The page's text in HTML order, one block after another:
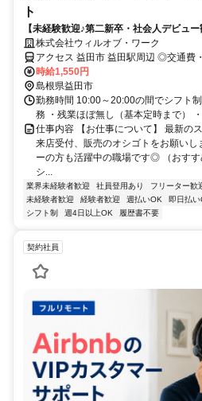
ト
【未経験歓迎♪第二新卒・社会人デビュ
◎NOサービス残業 ◎自社正社員も目指せ
株式会社ウィルオブ・ワーク
アクセス 益田市 益田駅周辺 ◎交通費
時給1,550円
島根県益田市
勤務時間 10:00～20:00の間でシフト
務 ・残業ほぼ無し（基本定時まで）
仕事内容 【お仕事について】 最新の
来店受付、販売のオシゴトをお願いし
ーの方も活躍中の職場です◎ （おす
シ...
業界未経験者歓迎 社員登用あり フリーター歓
未経験者歓迎
経験者歓迎 週払いOK 即日払い
シフト制
週4日以上OK 履歴書不要
契約社員